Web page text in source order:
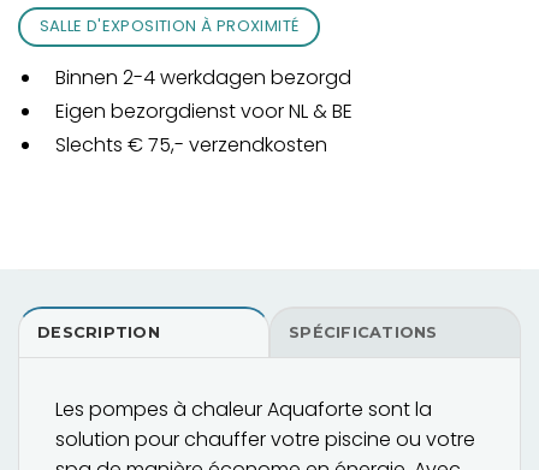
SALLE D'EXPOSITION À PROXIMITÉ
Binnen 2-4 werkdagen bezorgd
Eigen bezorgdienst voor NL & BE
Slechts € 75,- verzendkosten
DESCRIPTION SPÉCIFICATIONS
Les pompes à chaleur Aquaforte sont la
solution pour chauffer votre piscine ou votre